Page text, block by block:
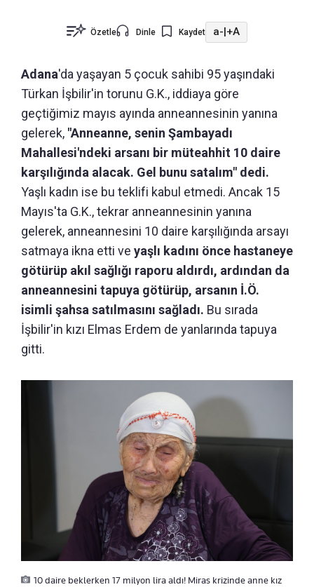
Özetle Dinle Kaydet a- +A
Adana'da yaşayan 5 çocuk sahibi 95 yaşındaki
Türkan İşbilir'in torunu G.K., iddiaya göre
geçtiğimiz mayıs ayında anneannesinin yanına
gelerek, "Anneanne, senin Şambayadı
Mahallesi'ndeki arsanı bir müteahhit 10 daire
karşılığında alacak. Gel bunu satalım" dedi.
Yaşlı kadın ise bu teklifi kabul etmedi. Ancak 15
Mayıs'ta G.K., tekrar anneannesinin yanına
gelerek, anneannesini 10 daire karşılığında arsayı
satmaya ikna etti ve yaşlı kadını önce hastaneye
götürüp akıl sağlığı raporu aldırdı, ardından da
anneannesini tapuya götürüp, arsanın İ.Ö.
isimli şahsa satılmasını sağladı. Bu sırada
İşbilir'in kızı Elmas Erdem de yanlarında tapuya
gitti.
10 daire beklerken 17 milyon lira aldı! Miras krizinde anne kız